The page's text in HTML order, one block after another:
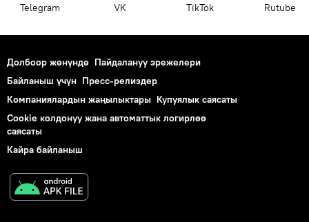
Telegram VK ТikТоk Rutube
Долбоор жөнүндө Пайдалануу эрежелери
Байланыш үчүн Пресс-релиздер
Компаниялардын жаңылыктары Купуялык саясаты
Cookie колдонуу жана автоматтык логирлөө
саясаты
Кайра байланыш